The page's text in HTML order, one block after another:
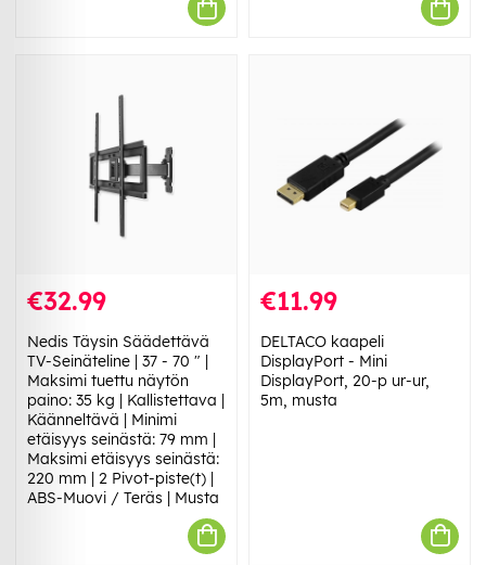
€32.99
Nedis Täysin Säädettävä
TV-Seinäteline | 37 - 70 " |
Maksimi tuettu näytön
paino: 35 kg | Kallistettava |
Käänneltävä | Minimi
etäisyys seinästä: 79 mm |
Maksimi etäisyys seinästä:
220 mm | 2 Pivot-piste(t) |
ABS-Muovi / Teräs | Musta
€11.99
DELTACO kaapeli
DisplayPort - Mini
DisplayPort, 20-p ur-ur,
5m, musta